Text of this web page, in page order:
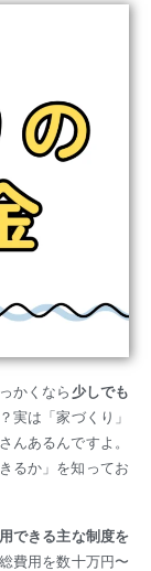
かくなら 少しでも
実は「家づくり」
んあるんですよ。
るか」を知ってお
できる主な制度を
費用を数十万円〜